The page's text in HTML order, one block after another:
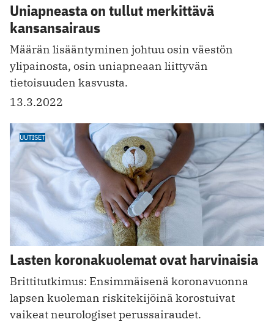
Uniapneasta on tullut merkittävä
kansansairaus
Määrän lisääntyminen johtuu osin väestön
ylipainosta, osin uniapneaan liittyvän
tietoisuuden kasvusta.
13.3.2022
UUTISET
Lasten koronakuolemat ovat harvinaisia
Brittitutkimus: Ensimmäisenä koronavuonna
lapsen kuoleman riskitekijöinä korostuivat
vaikeat neurologiset perussairaudet.